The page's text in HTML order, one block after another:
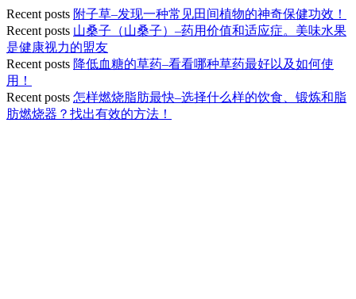
Recent posts 附子草–发现一种常见田间植物的神奇保健功效！
Recent posts 山桑子（山桑子）–药用价值和适应症。美味水果
是健康视力的盟友
Recent posts 降低血糖的草药–看看哪种草药最好以及如何使
用！
Recent posts 怎样燃烧脂肪最快–选择什么样的饮食、锻炼和脂
肪燃烧器？找出有效的方法！